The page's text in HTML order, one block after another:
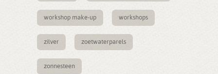
workshop make-up workshops
zilver zoetwaterparels
zonnesteen